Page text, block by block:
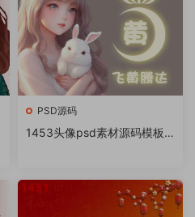
PSD源码
1453头像psd素材源码模板
作教程软件